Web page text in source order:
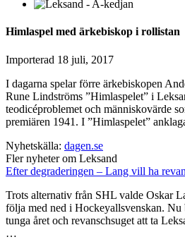
Himlaspel med ärkebiskop i rollistan
Importerad 18 juli, 2017
I dagarna spelar förre ärkebiskopen
Rune Lindströms ”Himlaspelet” i
teodicéproblemet och människovärde
premiären 1941. I ”Himlaspelet”
Nyhetskälla: dagen.se
Fler nyheter om Leksand
Efter degraderingen – Lang vill ha
Trots alternativ från SHL valde Oskar
följa med ned i Hockeyallsvenskan. Nu
tunga året och revanschsuget att ta
…